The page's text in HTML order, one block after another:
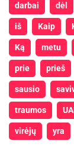
darbai dėl
iš Kaip
Ką metu
prie prieš
sausio
traumos
virėjų yra